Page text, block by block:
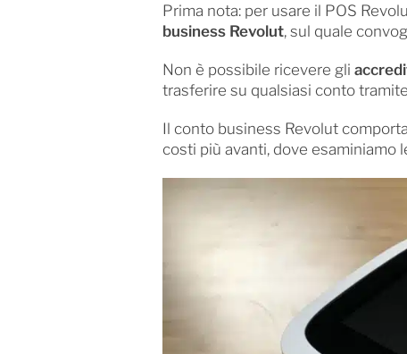
Prima nota: per usare il POS
business Revolut, sul quale
Non è possibile ricevere gli
trasferire su qualsiasi conto
Il conto business Revolut
costi più avanti, dove esaminiamo